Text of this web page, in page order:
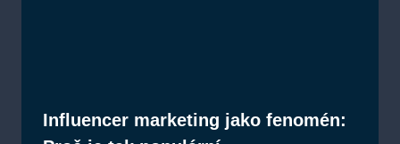
Influencer marketing jako fenomén: